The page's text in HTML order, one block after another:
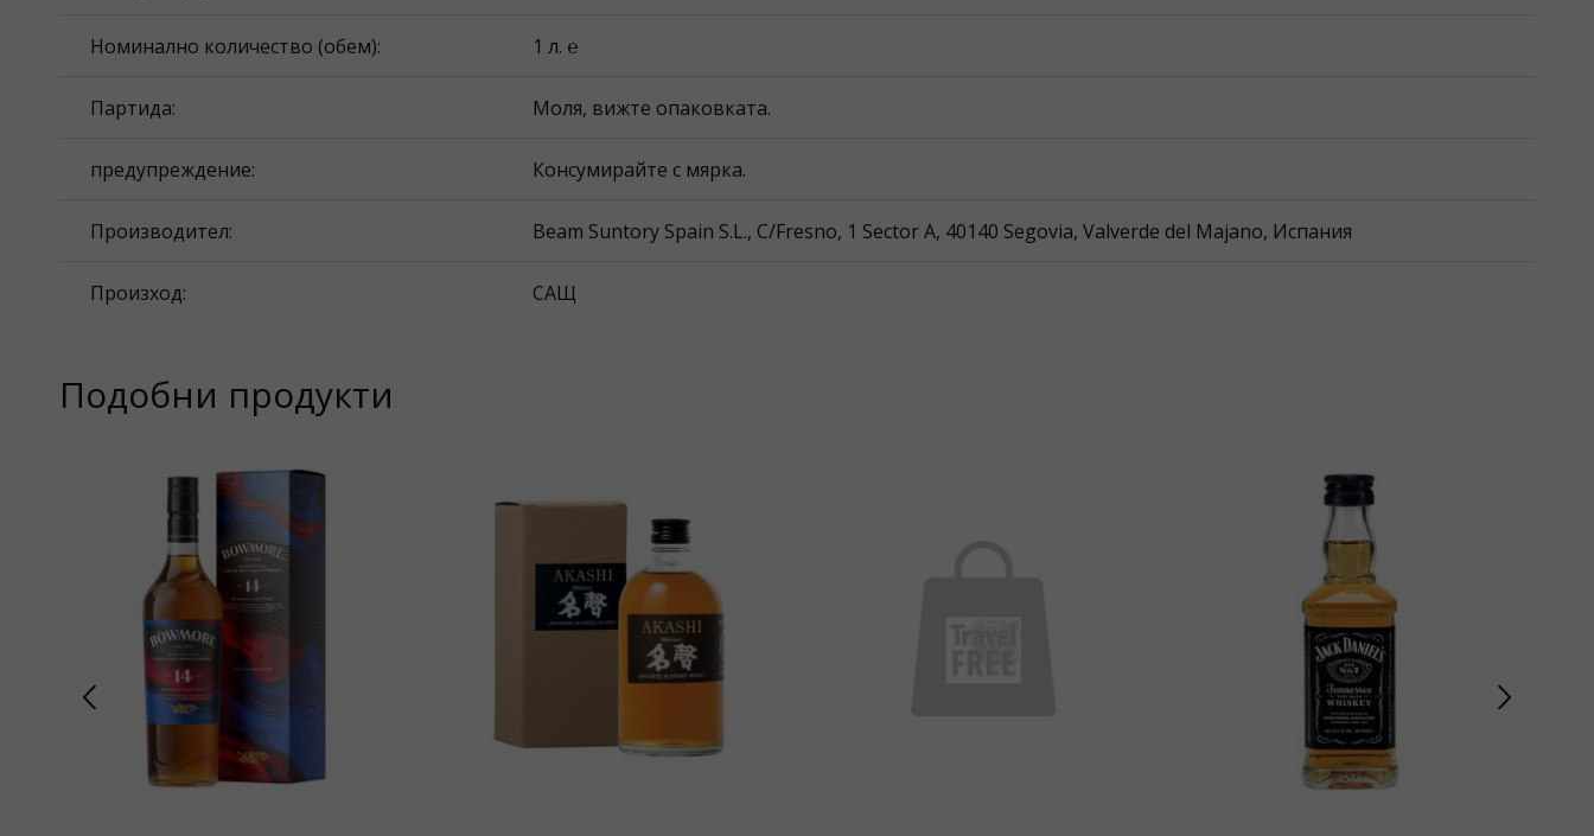
Номинално количество (обем): 1 л. ℮
Партида: Моля, вижте опаковката.
предупреждение: Консумирайте с мярка.
Производител: Beam Suntory Spain S.L., C/Fresno, 1 Sector A, 40140 Segovia, Valverde del Majano, Испания
Произход: САЩ
Подобни продукти